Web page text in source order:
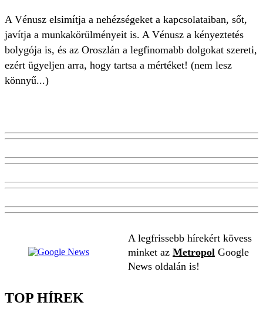
A Vénusz elsimítja a nehézségeket a kapcsolataiban, sőt,
javítja a munkakörülményeit is. A Vénusz a kényeztetés
bolygója is, és az Oroszlán a legfinomabb dolgokat szereti,
ezért ügyeljen arra, hogy tartsa a mértéket! (nem lesz
könnyű...)
A legfrissebb hírekért kövess
minket az Metropol Google
News oldalán is!
TOP HÍREK